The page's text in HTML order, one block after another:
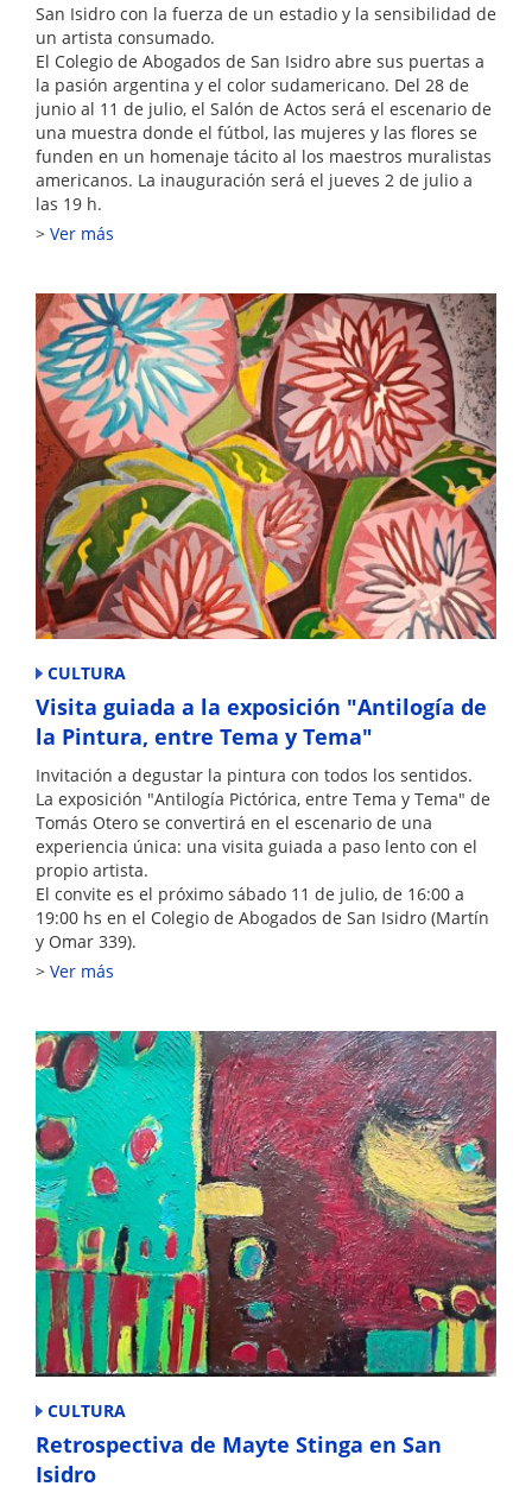
San Isidro con la fuerza de un estadio y la sensibilidad de
un artista consumado.
El Colegio de Abogados de San Isidro abre sus puertas a
la pasión argentina y el color sudamericano. Del 28 de
junio al 11 de julio, el Salón de Actos será el escenario de
una muestra donde el fútbol, las mujeres y las flores se
funden en un homenaje tácito al los maestros muralistas
americanos. La inauguración será el jueves 2 de julio a
las 19 h.
Ver más
CULTURA
Visita guiada a la exposición "Antilogía de
la Pintura, entre Tema y Tema"
Invitación a degustar la pintura con todos los sentidos.
La exposición "Antilogía Pictórica, entre Tema y Tema" de
Tomás Otero se convertirá en el escenario de una
experiencia única: una visita guiada a paso lento con el
propio artista.
El convite es el próximo sábado 11 de julio, de 16:00 a
19:00 hs en el Colegio de Abogados de San Isidro (Martín
y Omar 339).
Ver más
CULTURA
Retrospectiva de Mayte Stinga en San
Isidro